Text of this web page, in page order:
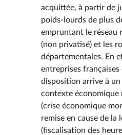
acquittée, à partir de
poids-lourds de plus
empruntant le réseau
(non privatisé) et les
départementales. En
entreprises
disposition arrive à
contexte économique
(crise économique
remise en cause de la
(fiscalisation des